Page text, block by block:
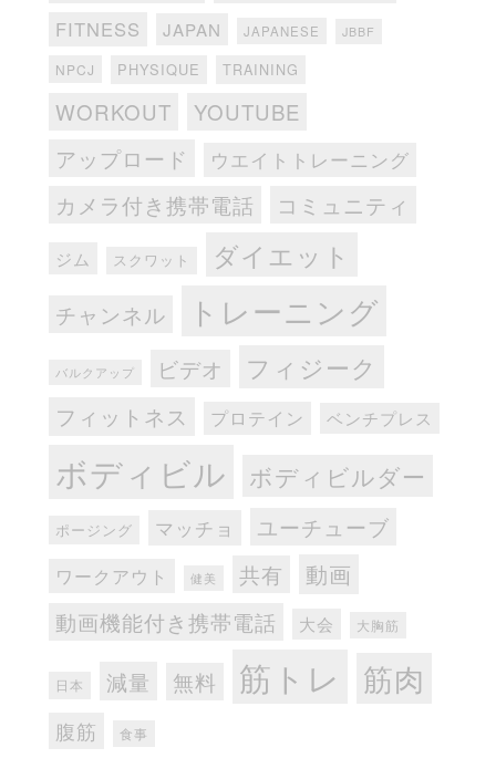
FITNESS JAPAN JAPANESE JBBF
NPCJ PHYSIQUE TRAINING
WORKOUT
YOUTUBE
アップロード
ウエイトトレーニング
カメラ付き携帯電話 コミュニティ
ジム スクワット ダイエット
チャンネル トレーニング
バルクアップ ビデオ フィジーク
フィットネス プロテイン ベンチプレス
ボディビル ボディビルダー
ポージング マッチョ ユーチューブ
ワークアウト 健美 共有 動画
動画機能付き携帯電話 大会 大胸筋
日本 減量 無料 筋トレ 筋肉
腹筋 食事